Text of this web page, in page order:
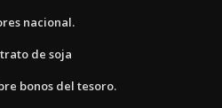
nacional.
de soja
bonos del tesoro.